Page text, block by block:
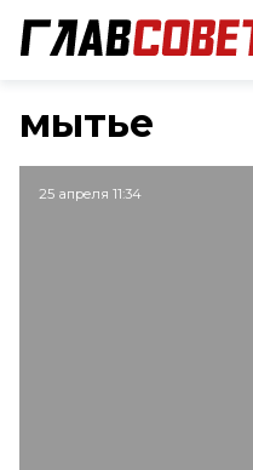
мытье
25 апреля 11:34